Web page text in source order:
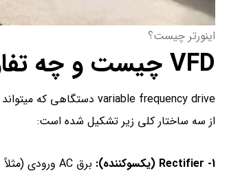
اینورتر چیست؟
VFDچیست و چه
از سه ساختار کلی زیر تشکیل شده است:
1-
Rectifier (یکسوکننده): برق AC ورودی (مثلاً ۳ فاز ۳۸۰ ولت) را به DC تبدیل می‌کند.